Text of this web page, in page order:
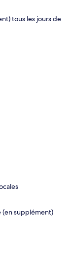
tous les jours de
(en supplément)